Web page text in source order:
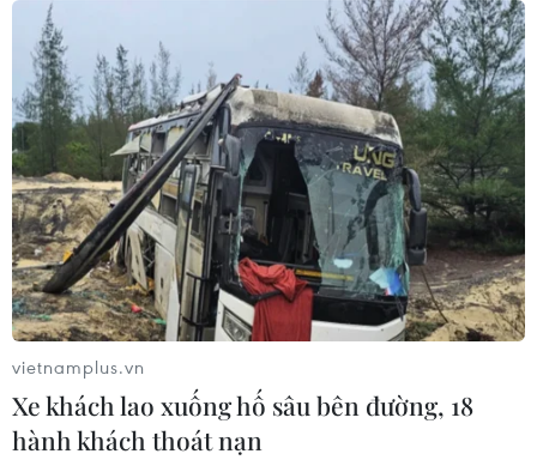
vietnamplus.vn
Xe khách lao xuống hố sâu bên đường, 18
hành khách thoát nạn